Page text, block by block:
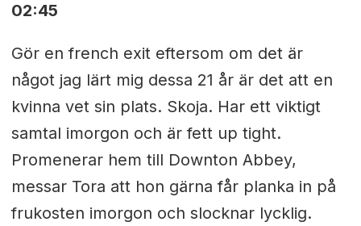
02:45
Gör en french exit eftersom om det är
något jag lärt mig dessa 21 år är det att en
kvinna vet sin plats. Skoja. Har ett viktigt
samtal imorgon och är fett up tight.
Promenerar hem till Downton Abbey,
messar Tora att hon gärna får planka in på
frukosten imorgon och slocknar lycklig.